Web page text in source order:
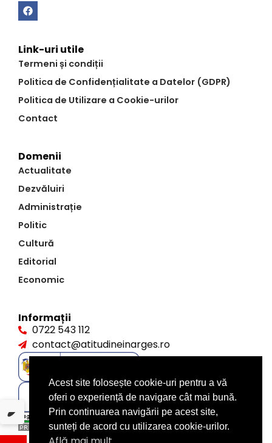
Link-uri utile
Termeni și condiții
Politica de Confidențialitate a Datelor (GDPR)
Politica de Utilizare a Cookie-urilor
Contact
Domenii
Actualitate
Dezvăluiri
Administrație
Politic
Cultură
Editorial
Economic
Informații
0722 543 112
contact@atitudineinarges.ro
Acest site folosește cookie-uri pentru a vă
oferi o experiență de navigare cât mai bună.
Prin continuarea navigării pe acest site,
sunteți de acord cu utilizarea cookie-urilor.